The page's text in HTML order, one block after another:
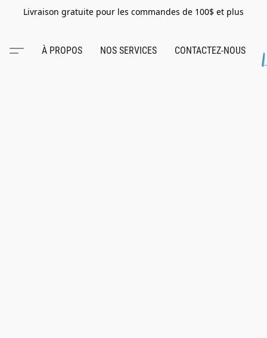
Livraison gratuite pour les commandes de 100$ et plus
À PROPOS NOS SERVICES CONTACTEZ-NOUS